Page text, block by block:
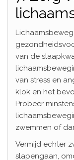
van de
van stress en
klok en het
Probeer
zwemmen of
Vermijd echter
slapengaan,